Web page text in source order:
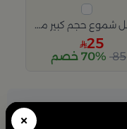
×
حامل شموع حجم كبير معدني من مجموعة تيرا
25
85 70% خصم